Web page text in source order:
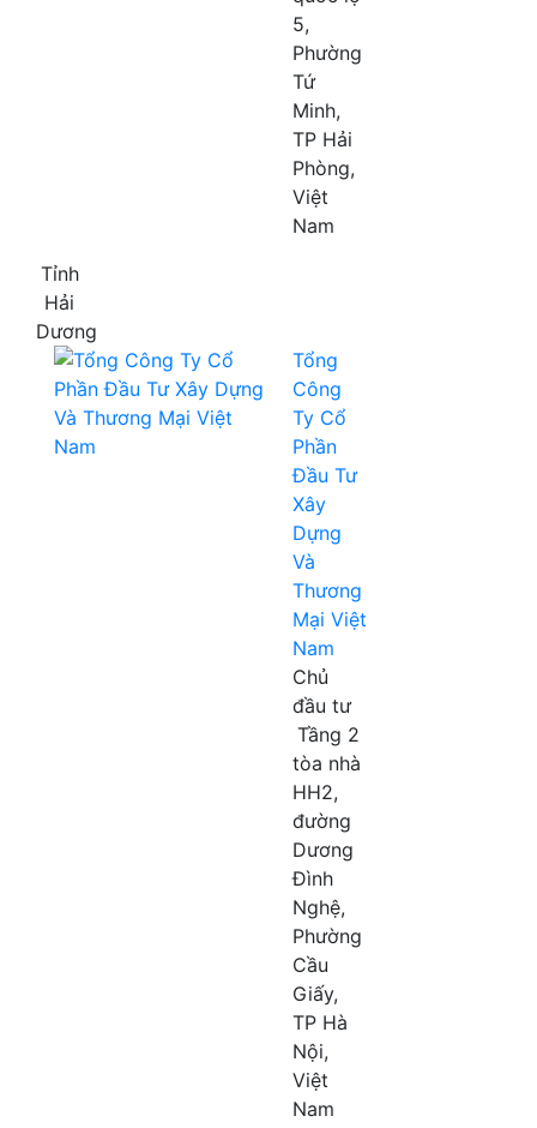
5,
Phường
Tứ
Minh,
TP Hải
Phòng,
Việt
Nam
Tỉnh
Hải
Dương
Tổng
Công
Ty Cổ
Phần
Đầu Tư
Xây
Dựng
Và
Thương
Mại Việt
Nam
Chủ
đầu tư
Tầng 2
tòa nhà
HH2,
đường
Dương
Đình
Nghệ,
Phường
Cầu
Giấy,
TP Hà
Nội,
Việt
Nam